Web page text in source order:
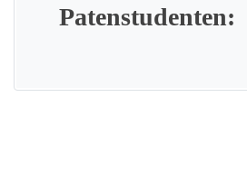
Patenstudenten: